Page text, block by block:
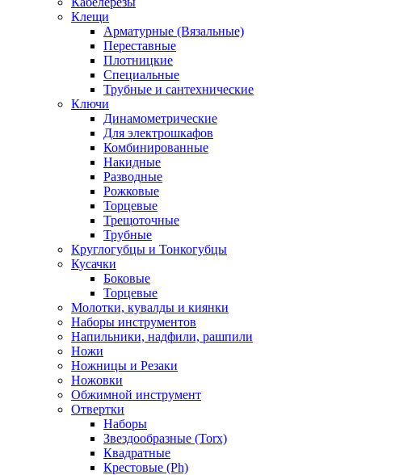
Клещи
Арматурные (Вязальные)
Переставные
Плотницкие
Специальные
Трубные и сантехнические
Ключи
Динамометрические
Для электрошкафов
Комбинированные
Накидные
Разводные
Рожковые
Торцевые
Трещоточные
Трубные
Круглогубцы и Тонкогубцы
Кусачки
Боковые
Торцевые
Молотки, кувалды и киянки
Наборы инструментов
Напильники, надфили, рашпили
Ножи
Ножницы и Резаки
Ножовки
Обжимной инструмент
Отвертки
Наборы
Звездообразные (Torx)
Квадратные
Крестовые (Ph)